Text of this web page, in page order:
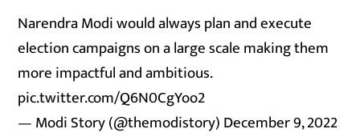
Narendra Modi would always plan and execute
election campaigns on a large scale making them
more impactful and ambitious.
pic.twitter.com/Q6N0CgYoo2
— Modi Story (@themodistory)December 9, 2022